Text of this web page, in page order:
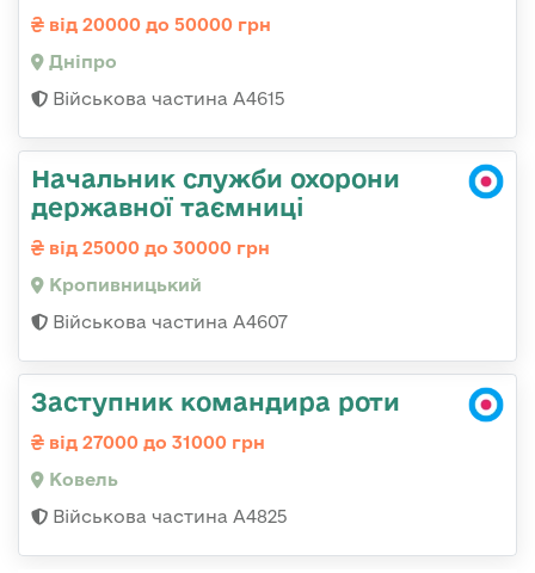
від 20000 до 50000 грн
Дніпро
Військова частина А4615
Начальник служби охорони
державної таємниці
від 25000 до 30000 грн
Кропивницький
Військова частина А4607
Заступник командира роти
від 27000 до 31000 грн
Ковель
Військова частина А4825